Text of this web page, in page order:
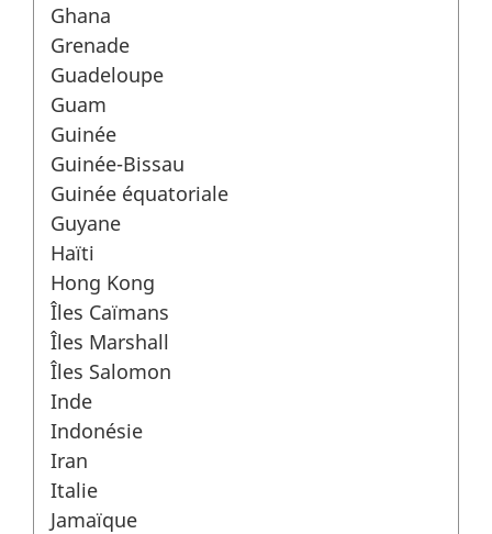
Ghana
Grenade
Guadeloupe
Guam
Guinée
Guinée-Bissau
Guinée équatoriale
Guyane
Haïti
Hong Kong
Îles Caïmans
Îles Marshall
Îles Salomon
Inde
Indonésie
Iran
Italie
Jamaïque